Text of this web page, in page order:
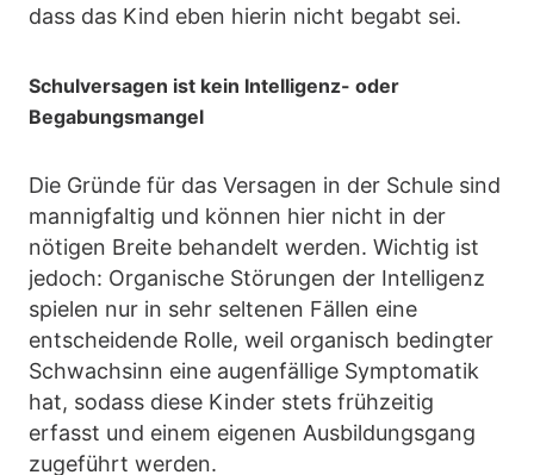
dass das Kind eben hierin nicht begabt sei.
Schulversagen ist kein Intelligenz- oder
Begabungsmangel
Die Gründe für das Versagen in der Schule sind
mannigfaltig und können hier nicht in der
nötigen Breite behandelt werden. Wichtig ist
jedoch: Organische Störungen der Intelligenz
spielen nur in sehr seltenen Fällen eine
entscheidende Rolle, weil organisch bedingter
Schwachsinn eine augenfällige Symptomatik
hat, sodass diese Kinder stets frühzeitig
erfasst und einem eigenen Ausbildungsgang
zugeführt werden.